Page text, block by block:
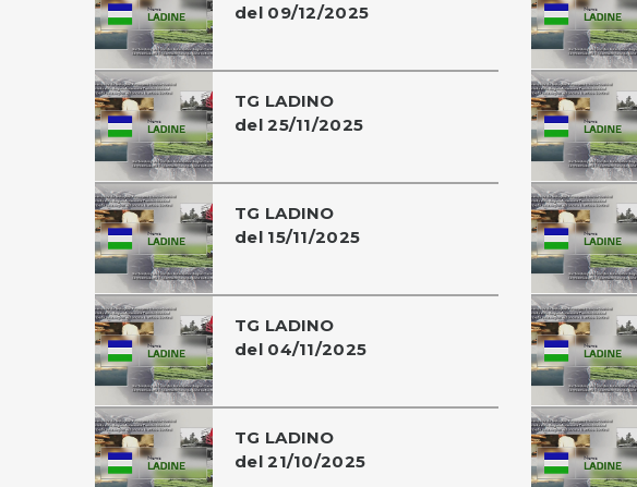
del 09/12/2025
TG LADINO
del 25/11/2025
TG LADINO
del 15/11/2025
TG LADINO
del 04/11/2025
TG LADINO
del 21/10/2025